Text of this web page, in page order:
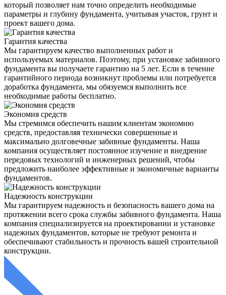
который позволяет нам точно определить необходимые
параметры и глубину фундамента, учитывая участок, грунт и
проект вашего дома.
Гарантия качества
Мы гарантируем качество выполненных работ и
используемых материалов. Поэтому, при установке забивного
фундамента вы получаете гарантию на 5 лет. Если в течение
гарантийного периода возникнут проблемы или потребуется
доработка фундамента, мы обязуемся выполнить все
необходимые работы бесплатно.
Экономия средств
Мы стремимся обеспечить нашим клиентам экономию
средств, предоставляя технически совершенные и
максимально долговечные забивные фундаменты. Наша
компания осуществляет постоянное изучение и внедрение
передовых технологий и инженерных решений, чтобы
предложить наиболее эффективные и экономичные варианты
фундаментов.
Надежность конструкции
Мы гарантируем надежность и безопасность вашего дома на
протяжении всего срока службы забивного фундамента. Наша
компания специализируется на проектировании и установке
надежных фундаментов, которые не требуют ремонта и
обеспечивают стабильность и прочность вашей строительной
конструкции.